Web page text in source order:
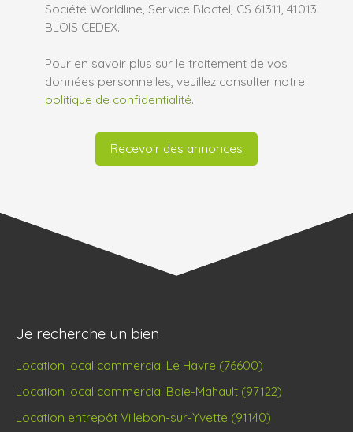
Société Worldline, Service Bloctel, CS 61311, 41013
BLOIS CEDEX.
Pour en savoir plus sur le traitement de vos
données personnelles, veuillez consulter notre
politique de confidentialité.
Recevoir des annonces
Je recherche un bien
Location local commercial Le Havre (76600)
Location local commercial Baie-Mahault (97122)
Location entrepôt Villebon-sur-Yvette (91140)